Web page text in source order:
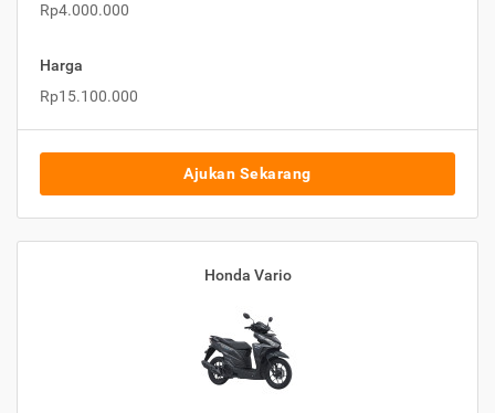
Rp4.000.000
Harga
Rp15.100.000
Ajukan Sekarang
Honda Vario